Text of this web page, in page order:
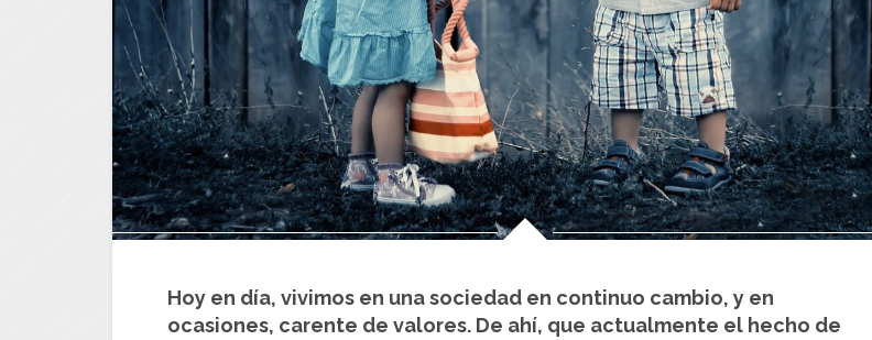
Hoy en día, vivimos en una sociedad en continuo cambio, y en
ocasiones, carente de valores. De ahí, que actualmente el hecho de